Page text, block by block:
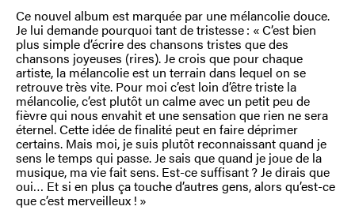
Ce nouvel album est marquée par une mélancolie douce.
Je lui demande pourquoi tant de tristesse : « C’est bien
plus simple d’écrire des chansons tristes que des
chansons joyeuses (rires). Je crois que pour chaque
artiste, la mélancolie est un terrain dans lequel on se
retrouve très vite. Pour moi c’est loin d’être triste la
mélancolie, c’est plutôt un calme avec un petit peu de
fièvre qui nous envahit et une sensation que rien ne sera
éternel. Cette idée de finalité peut en faire déprimer
certains. Mais moi, je suis plutôt reconnaissant quand je
sens le temps qui passe. Je sais que quand je joue de la
musique, ma vie fait sens. Est-ce suffisant ? Je dirais que
oui… Et si en plus ça touche d’autres gens, alors qu’est-ce
que c’est merveilleux ! »